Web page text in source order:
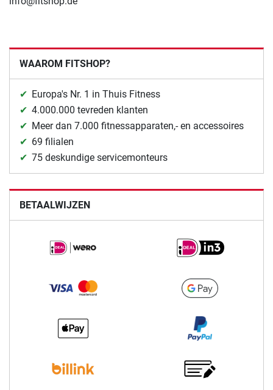
WAAROM FITSHOP?
Europa's Nr. 1 in Thuis Fitness
4.000.000 tevreden klanten
Meer dan 7.000 fitnessapparaten,- en accessoires
69 filialen
75 deskundige servicemonteurs
BETAALWIJZEN